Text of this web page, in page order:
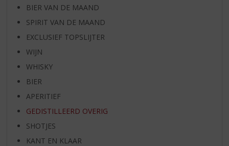
BIER VAN DE MAAND
SPIRIT VAN DE MAAND
EXCLUSIEF TOPSLIJTER
WIJN
WHISKY
BIER
APERITIEF
GEDISTILLEERD OVERIG
SHOTJES
KANT EN KLAAR